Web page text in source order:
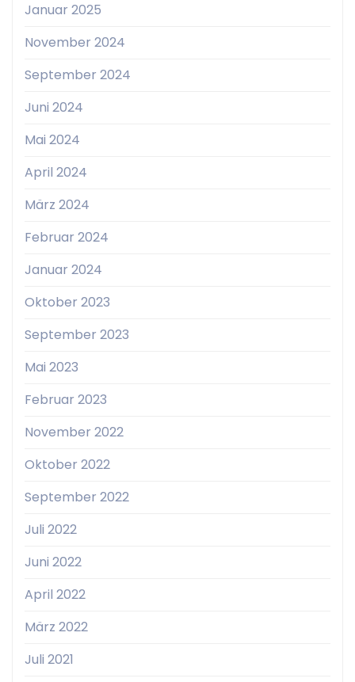
Januar 2025
November 2024
September 2024
Juni 2024
Mai 2024
April 2024
März 2024
Februar 2024
Januar 2024
Oktober 2023
September 2023
Mai 2023
Februar 2023
November 2022
Oktober 2022
September 2022
Juli 2022
Juni 2022
April 2022
März 2022
Juli 2021